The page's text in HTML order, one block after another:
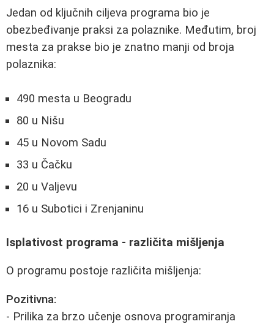
Jedan od ključnih ciljeva programa bio je
obezbeđivanje praksi za polaznike. Međutim, broj
mesta za prakse bio je znatno manji od broja
polaznika:
490 mesta u Beogradu
80 u Nišu
45 u Novom Sadu
33 u Čačku
20 u Valjevu
16 u Subotici i Zrenjaninu
Isplativost programa - različita mišljenja
O programu postoje različita mišljenja:
Pozitivna:
- Prilika za brzo učenje osnova programiranja